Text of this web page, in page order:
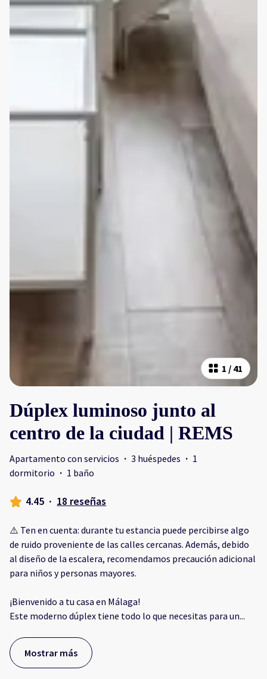
1 / 41
Dúplex luminoso junto al
centro de la ciudad | REMS
Apartamento con servicios · 3 huéspedes · 1
dormitorio · 1 baño
4.45 · 18 reseñas
⚠️ Ten en cuenta: durante tu estancia puede percibirse algo
de ruido proveniente de las calles cercanas. Además, debido
al diseño de la escalera, recomendamos precaución adicional
para niños y personas mayores.
¡Bienvenido a tu casa en Málaga!
Este moderno dúplex tiene todo lo que necesitas para un...
Mostrar más